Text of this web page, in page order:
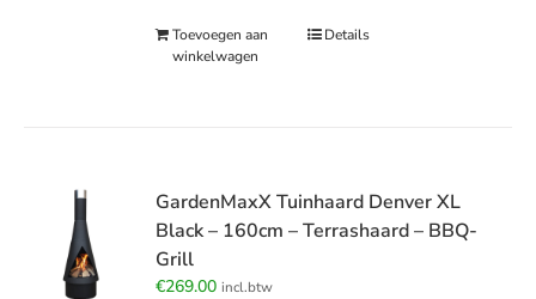
Toevoegen aan
winkelwagen
Details
GardenMaxX Tuinhaard Denver XL
Black – 160cm – Terrashaard – BBQ-
Grill
€269.00 incl.btw